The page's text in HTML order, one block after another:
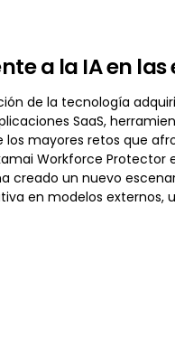
a la IA en
de la tecnología
SaaS,
mayores retos que
Workforce
creado un nuevo
en modelos externos,